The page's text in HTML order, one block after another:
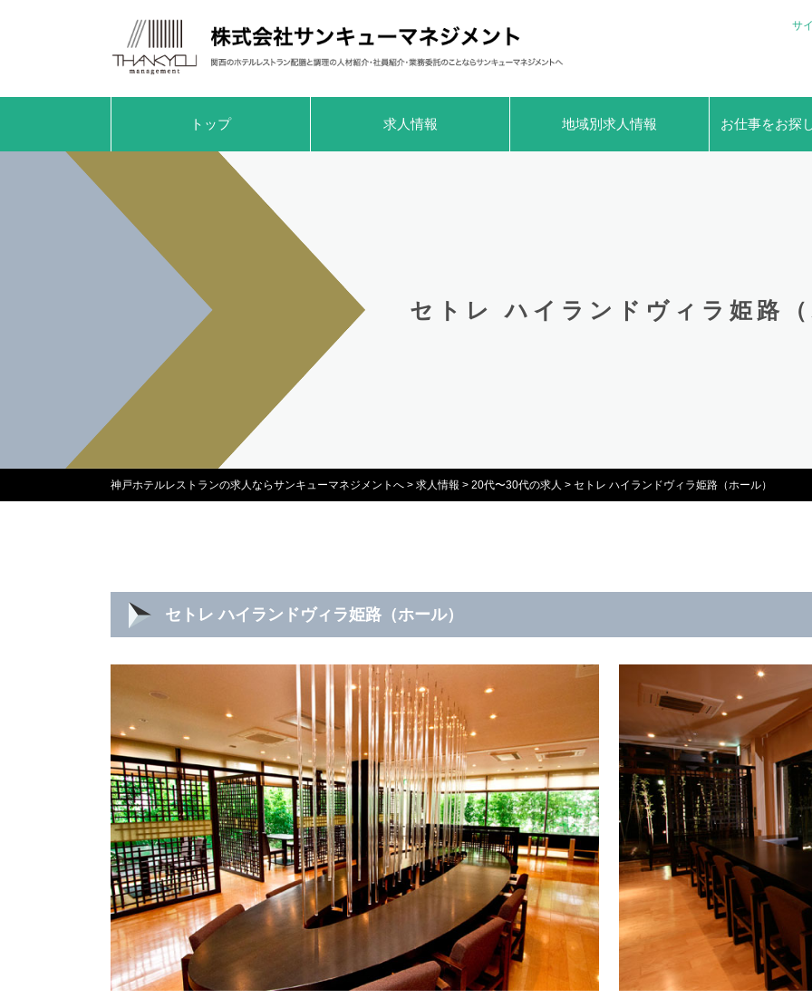
サ
トップ 求人情報 地域別求人情報 お仕事をお探
セトレ ハイランドヴィラ姫路
神戸ホテルレストランの求人ならサンキューマネジメントへ > 求人情報 > 20代〜30代の求人 > セトレ ハイランドヴィラ姫路（ホール）
セトレ ハイランドヴィラ姫路（ホール）